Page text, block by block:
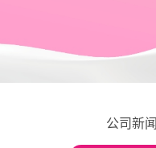
公司新闻